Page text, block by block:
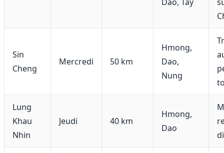
Sin
Cheng
Mercredi 50 km
Hmong,
Dao,
Nung
Lung
Khau
Nhin
Jeudi 40 km
Hmong,
Dao